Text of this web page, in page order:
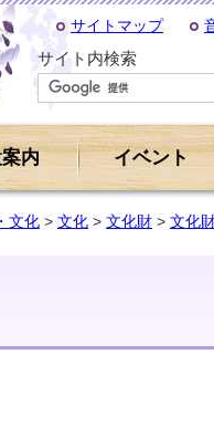
サイトマップ
サイト内検索
内 イベント
文化 > 文化 > 文化財 > 文化